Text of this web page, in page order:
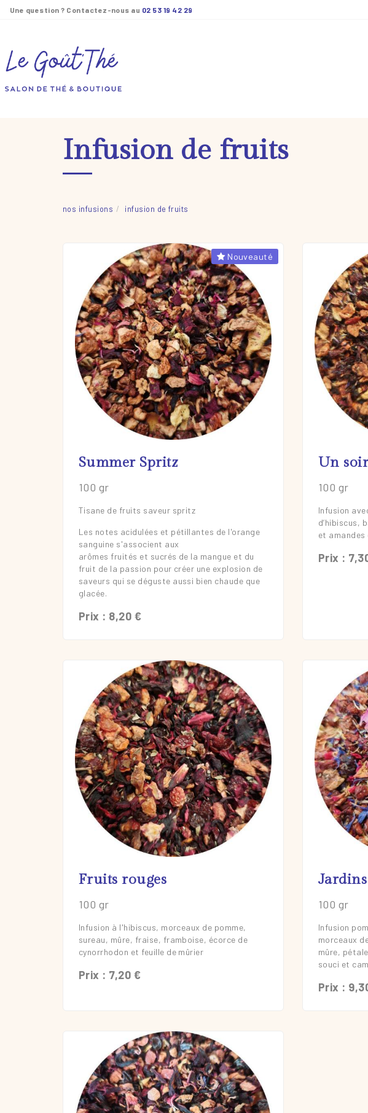
Infusion de fruits
nos infusions infusion de fruits
Nouveauté
Summer Spritz
100 gr
Tisane de fruits saveur spritz
Les notes acidulées et pétillantes de l'orange
sanguine s'associent aux
arômes fruités et sucrés de la mangue et du
fruit de la passion pour créer une explosion de
saveurs qui se déguste aussi bien chaude que
glacée.
Prix : 8,20 €
En savoir plus Un
100 gr
Infusion
d’hibiscus,
et amandes
Prix :
Fruits rouges
100 gr
Infusion à l'hibiscus, morceaux de pomme,
sureau, mûre, fraise, framboise, écorce de
cynorrhodon et feuille de mûrier
Prix : 7,20 €
En savoir plus
100 gr
Infusion
morceaux
mûre,
souci et
Prix :
Une question ? Contactez-nous au 02 53 19 42 29
Panneau de gestion des cookies